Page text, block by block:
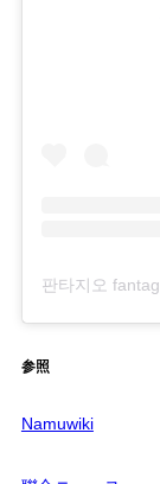
参照
Namuwiki